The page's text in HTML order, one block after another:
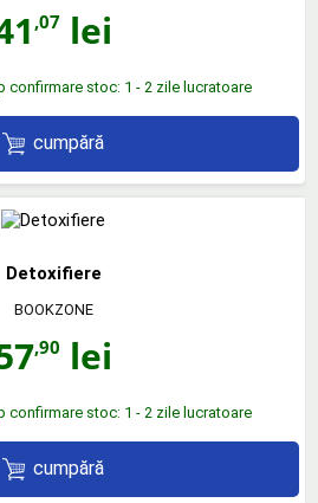
,07 lei
confirmare stoc: 1 - 2 zile lucratoare
cumpără
Detoxifiere
BOOKZONE
,90 lei
confirmare stoc: 1 - 2 zile lucratoare
cumpără